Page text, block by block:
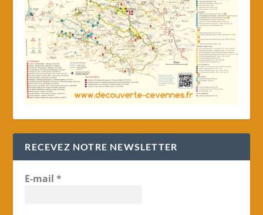
RECEVEZ NOTRE NEWSLETTER
E-mail*